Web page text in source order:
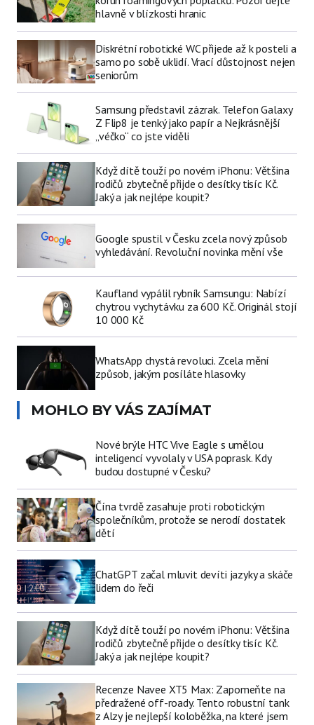
hlavně v blízkosti hranic
Diskrétní robotické WC přijede až k posteli a
samo po sobě uklidí. Vrací důstojnost nejen
seniorům
Samsung představil zázrak. Telefon Galaxy
Z Flip8 je tenký jako papír a Nejkrásnější
„véčko“ co jste viděli
Když dítě touží po novém iPhonu: Většina
rodičů zbytečně přijde o desítky tisíc Kč.
Jaký a jak nejlépe koupit?
Google spustil v Česku zcela nový způsob
vyhledávání. Revoluční novinka mění vše
Kaufland vypálil rybník Samsungu: Nabízí
chytrou vychytávku za 600 Kč. Originál stojí
10 000 Kč
WhatsApp chystá revoluci. Zcela mění
způsob, jakým posíláte hlasovky
MOHLO BY VÁS ZAJÍMAT
Nové brýle HTC Vive Eagle s umělou
inteligencí vyvolaly v USA poprask. Kdy
budou dostupné v Česku?
Čína tvrdě zasahuje proti robotickým
společníkům, protože se nerodí dostatek
dětí
ChatGPT začal mluvit devíti jazyky a skáče
lidem do řeči
Když dítě touží po novém iPhonu: Většina
rodičů zbytečně přijde o desítky tisíc Kč.
Jaký a jak nejlépe koupit?
Recenze Navee XT5 Max: Zapomeňte na
předražené off-roady. Tento robustní tank
z Alzy je nejlepší koloběžka, na které jsem